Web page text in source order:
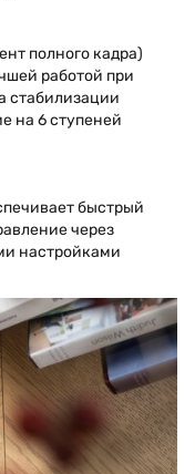
полного кадра)
работой при
стабилизации
на 6 ступеней
быстрый
через
настройками